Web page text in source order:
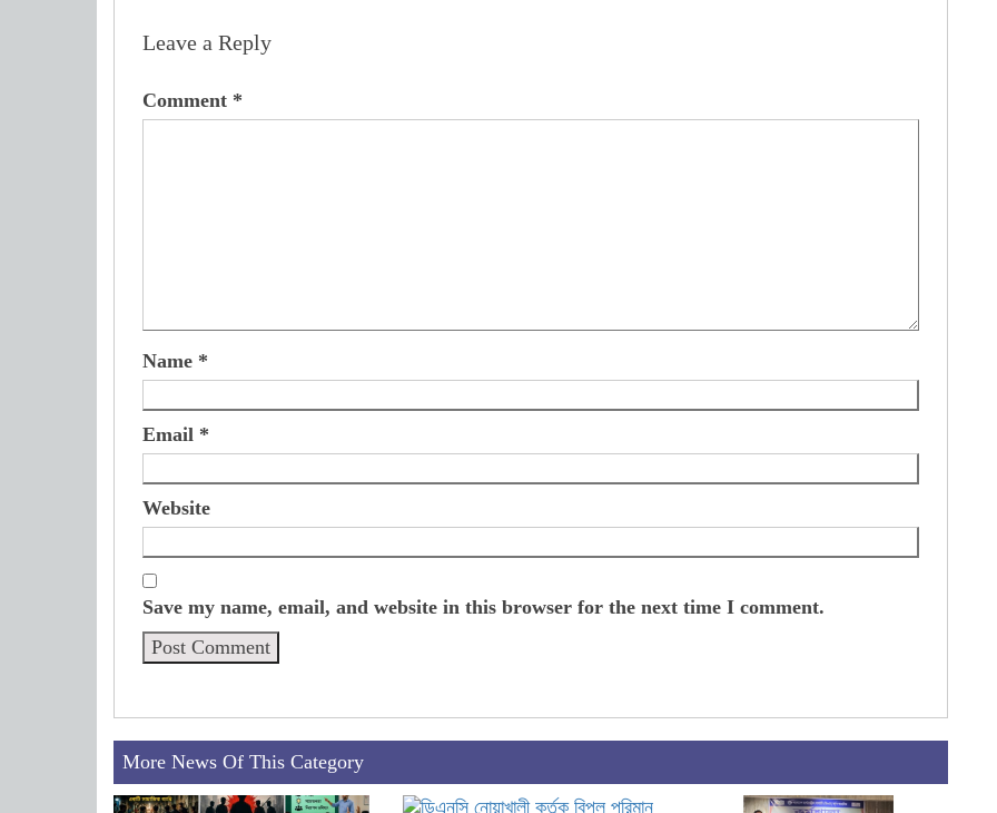
Leave a Reply
Comment *
Name *
Email *
Website
Save my name, email, and website in this browser for the next time I comment.
More News Of This Category